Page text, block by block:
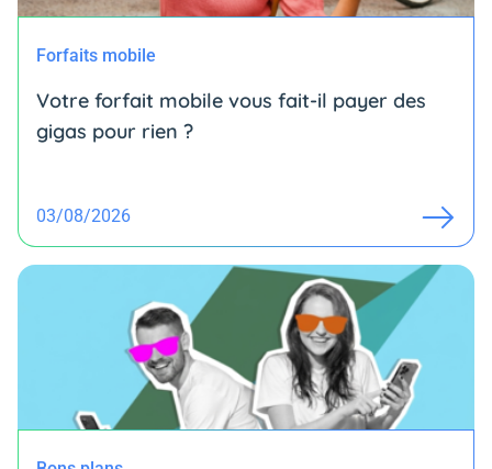
Forfaits mobile
Votre forfait mobile vous fait-il payer des
gigas pour rien ?
03/08/2026